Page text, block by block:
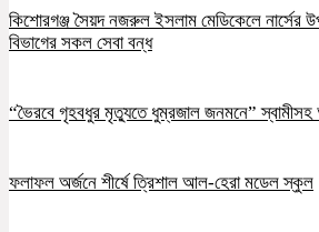
কিশোরগঞ্জ সৈয়দ নজরুল ইসলাম মেডিকেলে নার্সের
বিভাগের সকল সেবা বন্ধ
“ভৈরবে গৃহবধুর মৃত্যুতে ধুম্রজাল জনমনে”
ফলাফল অর্জনে শীর্ষে ত্রিশাল আল-হেরা মডেল স্কুল